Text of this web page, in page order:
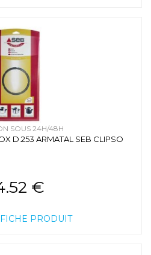
SOUS 24H/48H
D.253 ARMATAL SEB CLIPSO
€
PRODUIT